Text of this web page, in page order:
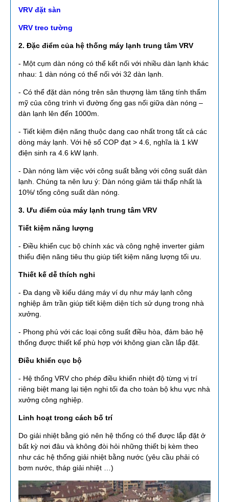
VRV đặt sàn
VRV treo tường
2. Đặc điểm của hệ thống máy lạnh trung tâm VRV
- Một cụm dàn nóng có thể kết nối với nhiều dàn lạnh khác
nhau: 1 dàn nóng có thể nối với 32 dàn lạnh.
- Có thể đặt dàn nóng trên sân thượng làm tăng tính thẩm
mỹ của công trình vì đường ống gas nối giữa dàn nóng –
dàn lạnh lên đến 1000m.
- Tiết kiệm điện năng thuộc dạng cao nhất trong tất cả các
dòng máy lạnh. Với hệ số COP đạt > 4.6, nghĩa là 1 kW
điện sinh ra 4.6 kW lạnh.
- Dàn nóng làm việc với công suất bằng với công suất dàn
lạnh. Chúng ta nên lưu ý: Dàn nóng giảm tải thấp nhất là
10%/ tổng công suất dàn nóng.
3. Ưu điểm của máy lạnh trung tâm VRV
Tiết kiệm năng lượng
- Điều khiển cục bộ chính xác và công nghệ inverter giảm
thiểu điện năng tiêu thụ giúp tiết kiệm năng lượng tối ưu.
Thiết kế dễ thích nghi
- Đa dạng về kiểu dáng máy ví dụ như máy lạnh công
nghiệp âm trần giúp tiết kiệm diện tích sử dụng trong nhà
xưởng.
- Phong phú với các loại công suất điều hòa, đảm bảo hệ
thống được thiết kế phù hợp với không gian cần lắp đặt.
Điều khiển cục bộ
- Hệ thống VRV cho phép điều khiển nhiệt độ từng vị trí
riêng biệt mang lại tiện nghi tối đa cho toàn bộ khu vực nhà
xưởng công nghiệp.
Linh hoạt trong cách bố trí
Do giải nhiệt bằng gió nên hệ thống có thể được lắp đặt ở
bất kỳ nơi đâu và không đòi hỏi những thiết bị kèm theo
như các hệ thống giải nhiệt bằng nước (yêu cầu phải có
bơm nước, tháp giải nhiệt …)